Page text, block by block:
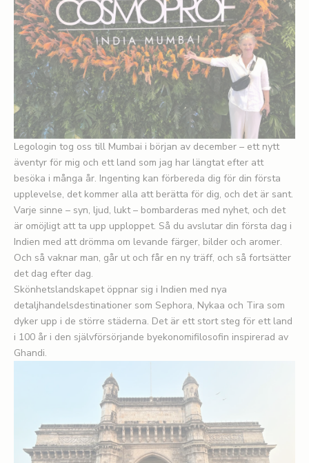
Legologin tog oss till Mumbai i början av december – ett nytt
äventyr för mig och ett land som jag har längtat efter att
besöka i många år. Ingenting kan förbereda dig för din första
upplevelse, det kommer alla att berätta för dig, och det är sant.
Varje sinne – syn, ljud, lukt – bombarderas med nyhet, och det
är omöjligt att ta upp upploppet. Så du avslutar din första dag i
Indien med att drömma om levande färger, bilder och aromer.
Och så vaknar man, går ut och får en ny träff, och så fortsätter
det dag efter dag.
Skönhetslandskapet öppnar sig i Indien med nya
detaljhandelsdestinationer som Sephora, Nykaa och Tira som
dyker upp i de större städerna. Det är ett stort steg för ett land
i 100 år i den självförsörjande byekonomifilosofin inspirerad av
Ghandi.